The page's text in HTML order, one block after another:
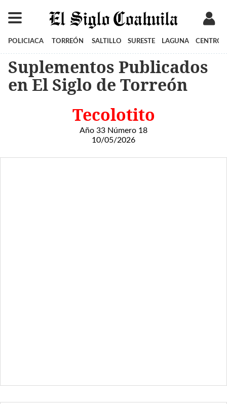
POLICIACA TORREÓN SALTILLO SURESTE LAGUNA CENTRO
Suplementos Publicados
en El Siglo de Torreón
Tecolotito
Año 33 Número 18
10/05/2026